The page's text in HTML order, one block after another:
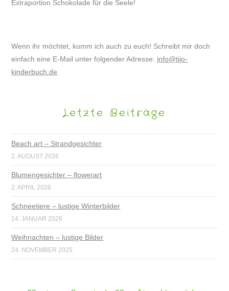
Extraportion Schokolade für die Seele!
Wenn ihr möchtet, komm ich auch zu euch! Schreibt mir doch
einfach eine E-Mail unter folgender Adresse: info@tijo-
kinderbuch.de
Letzte Beiträge
Beach art – Strandgesichter
2. AUGUST 2026
Blumengesichter – flowerart
2. APRIL 2026
Schneetiere – lustige Winterbilder
14. JANUAR 2026
Weihnachten – lustige Bilder
24. NOVEMBER 2025